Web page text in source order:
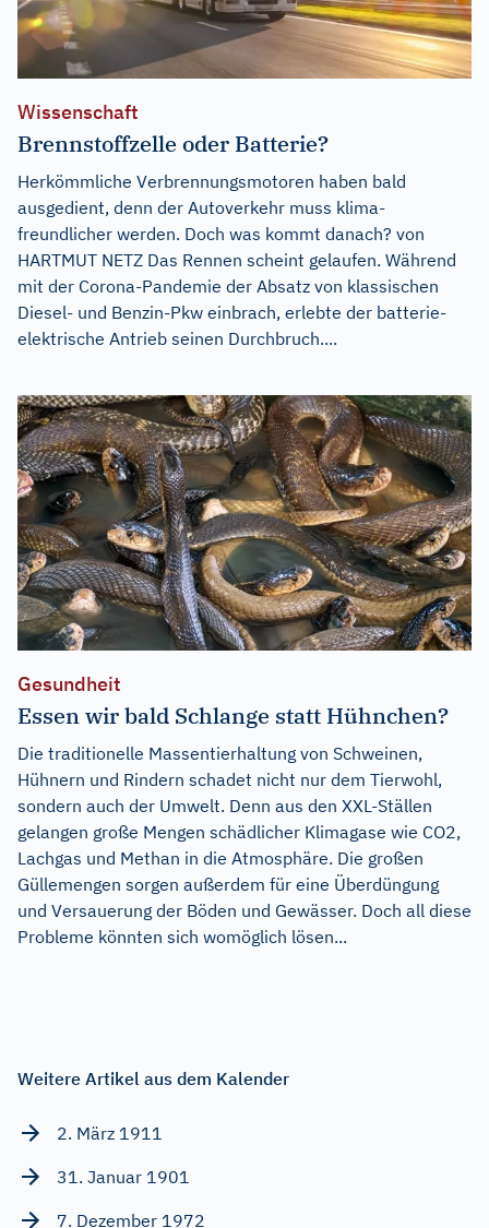
Wissenschaft
Brennstoffzelle oder Batterie?
Herkömmliche Verbrennungsmotoren haben bald
ausgedient, denn der Autoverkehr muss klima-
freundlicher werden. Doch was kommt danach? von
HARTMUT NETZ Das Rennen scheint gelaufen. Während
mit der Corona-Pandemie der Absatz von klassischen
Diesel- und Benzin-Pkw einbrach, erlebte der batterie-
elektrische Antrieb seinen Durchbruch....
Gesundheit
Essen wir bald Schlange statt Hühnchen?
Die traditionelle Massentierhaltung von Schweinen,
Hühnern und Rindern schadet nicht nur dem Tierwohl,
sondern auch der Umwelt. Denn aus den XXL-Ställen
gelangen große Mengen schädlicher Klimagase wie CO2,
Lachgas und Methan in die Atmosphäre. Die großen
Güllemengen sorgen außerdem für eine Überdüngung
und Versauerung der Böden und Gewässer. Doch all diese
Probleme könnten sich womöglich lösen...
Weitere Artikel aus dem Kalender
2. März 1911
31. Januar 1901
7. Dezember 1972